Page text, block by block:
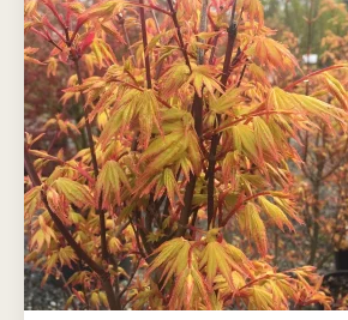
Перец
Подсолнечник
Редис
Редька
Репа
Салат